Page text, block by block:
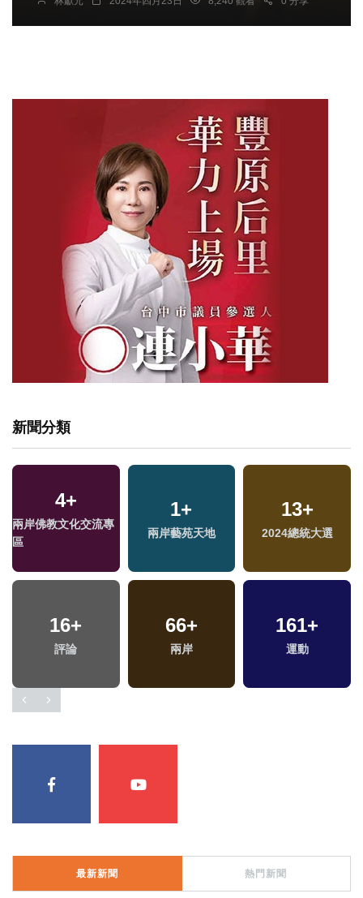
新聞分類
4+
兩岸佛教文化交流專
區
1+
兩岸藝苑天地
13+
2024總統大選
16+
評論
66+
兩岸
161+
運動
最新新聞 熱門新聞